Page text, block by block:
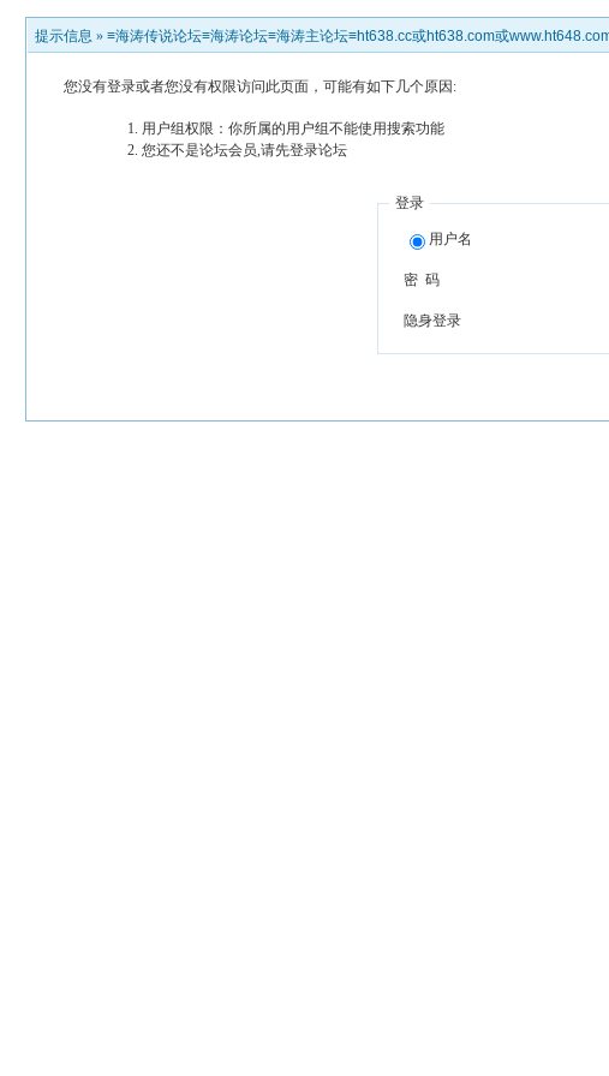
提示信息 » ≡海涛传说论坛≡海涛论坛≡海涛主论坛≡ht638.cc或ht638.com或
您没有登录或者您没有权限访问此页面，可能有如下几个原因:
用户组权限：你所属的用户组不能使用搜索功能
您还不是论坛会员,请先登录论坛
登录
用户名
密 码
隐身登录